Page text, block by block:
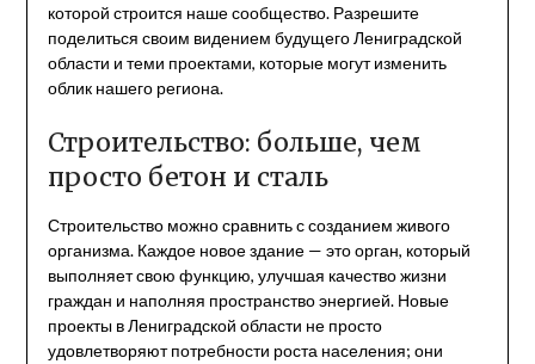
которой строится наше сообщество. Разрешите
поделиться своим видением будущего Лениградской
области и теми проектами, которые могут изменить
облик нашего региона.
Строительство: больше, чем
просто бетон и сталь
Строительство можно сравнить с созданием живого
организма. Каждое новое здание — это орган, который
выполняет свою функцию, улучшая качество жизни
граждан и наполняя пространство энергией. Новые
проекты в Лениградской области не просто
удовлетворяют потребности роста населения; они